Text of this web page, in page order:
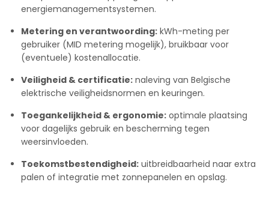
energiemanagementsystemen.
Metering en verantwoording: kWh-meting per
gebruiker (MID metering mogelijk), bruikbaar voor
(eventuele) kostenallocatie.
Veiligheid & certificatie: naleving van Belgische
elektrische veiligheidsnormen en keuringen.
Toegankelijkheid & ergonomie: optimale plaatsing
voor dagelijks gebruik en bescherming tegen
weersinvloeden.
Toekomstbestendigheid: uitbreidbaarheid naar extra
palen of integratie met zonnepanelen en opslag.